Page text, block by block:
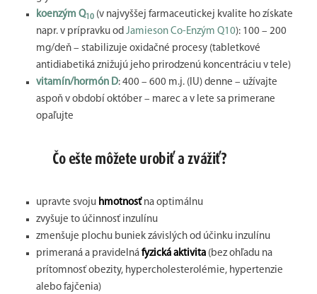
koenzým Q10 (v najvyššej farmaceutickej kvalite ho získate
napr. v prípravku od Jamieson Co-Enzým Q10): 100 – 200
mg/deň – stabilizuje oxidačné procesy (tabletkové
antidiabetiká znižujú jeho prirodzenú koncentráciu v tele)
vitamín/hormón D: 400 – 600 m.j. (IU) denne – užívajte
aspoň v období október – marec a v lete sa primerane
opaľujte
Čo ešte môžete urobiť a zvážiť?
upravte svoju hmotnosťna optimálnu
zvyšuje to účinnosť inzulínu
zmenšuje plochu buniek závislých od účinku inzulínu
primeraná a pravidelná fyzická aktivita (bez ohľadu na
prítomnosť obezity, hypercholesterolémie, hypertenzie
alebo fajčenia)